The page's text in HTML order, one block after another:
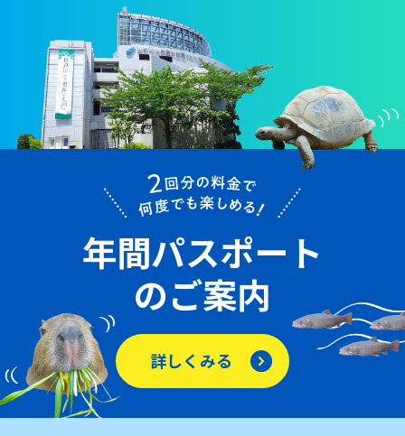
年間パスポート
のご案内
詳しくみる